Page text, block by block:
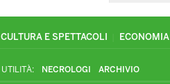
CULTURA E SPETTACOLI ECONOMIA
UTILITÀ: NECROLOGI ARCHIVIO